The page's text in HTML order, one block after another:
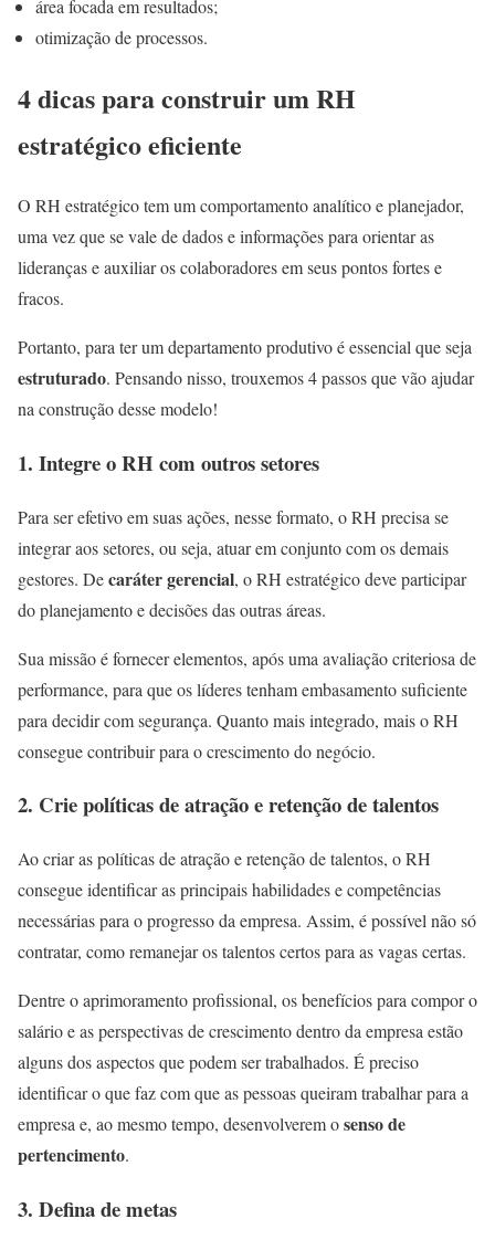
área focada em resultados;
otimização de processos.
4 dicas para construir um RH
estratégico eficiente
O RH estratégico tem um comportamento analítico e planejador,
uma vez que se vale de dados e informações para orientar as
lideranças e auxiliar os colaboradores em seus pontos fortes e
fracos.
Portanto, para ter um departamento produtivo é essencial que seja
estruturado. Pensando nisso, trouxemos 4 passos que vão ajudar
na construção desse modelo!
1. Integre o RH com outros setores
Para ser efetivo em suas ações, nesse formato, o RH precisa se
integrar aos setores, ou seja, atuar em conjunto com os demais
gestores. Decaráter gerencial, o RH estratégico deve participar
do planejamento e decisões das outras áreas.
Sua missão é fornecer elementos, após uma avaliação criteriosa de
performance, para que os líderes tenham embasamento suficiente
para decidir com segurança. Quanto mais integrado, mais o RH
consegue contribuir para o crescimento do negócio.
2. Crie políticas de atração e retenção de talentos
Ao criar as políticas de atração e retenção de talentos, o RH
consegue identificar as principais habilidades e competências
necessárias para o progresso da empresa. Assim, é possível não só
contratar, como remanejar os talentos certos para as vagas certas.
Dentre o aprimoramento profissional, os benefícios para compor o
salário e as perspectivas de crescimento dentro da empresa estão
alguns dos aspectos que podem ser trabalhados. É preciso
identificar o que faz com que as pessoas queiram trabalhar para a
empresa e, ao mesmo tempo, desenvolverem osenso de
pertencimento.
3. Defina de metas